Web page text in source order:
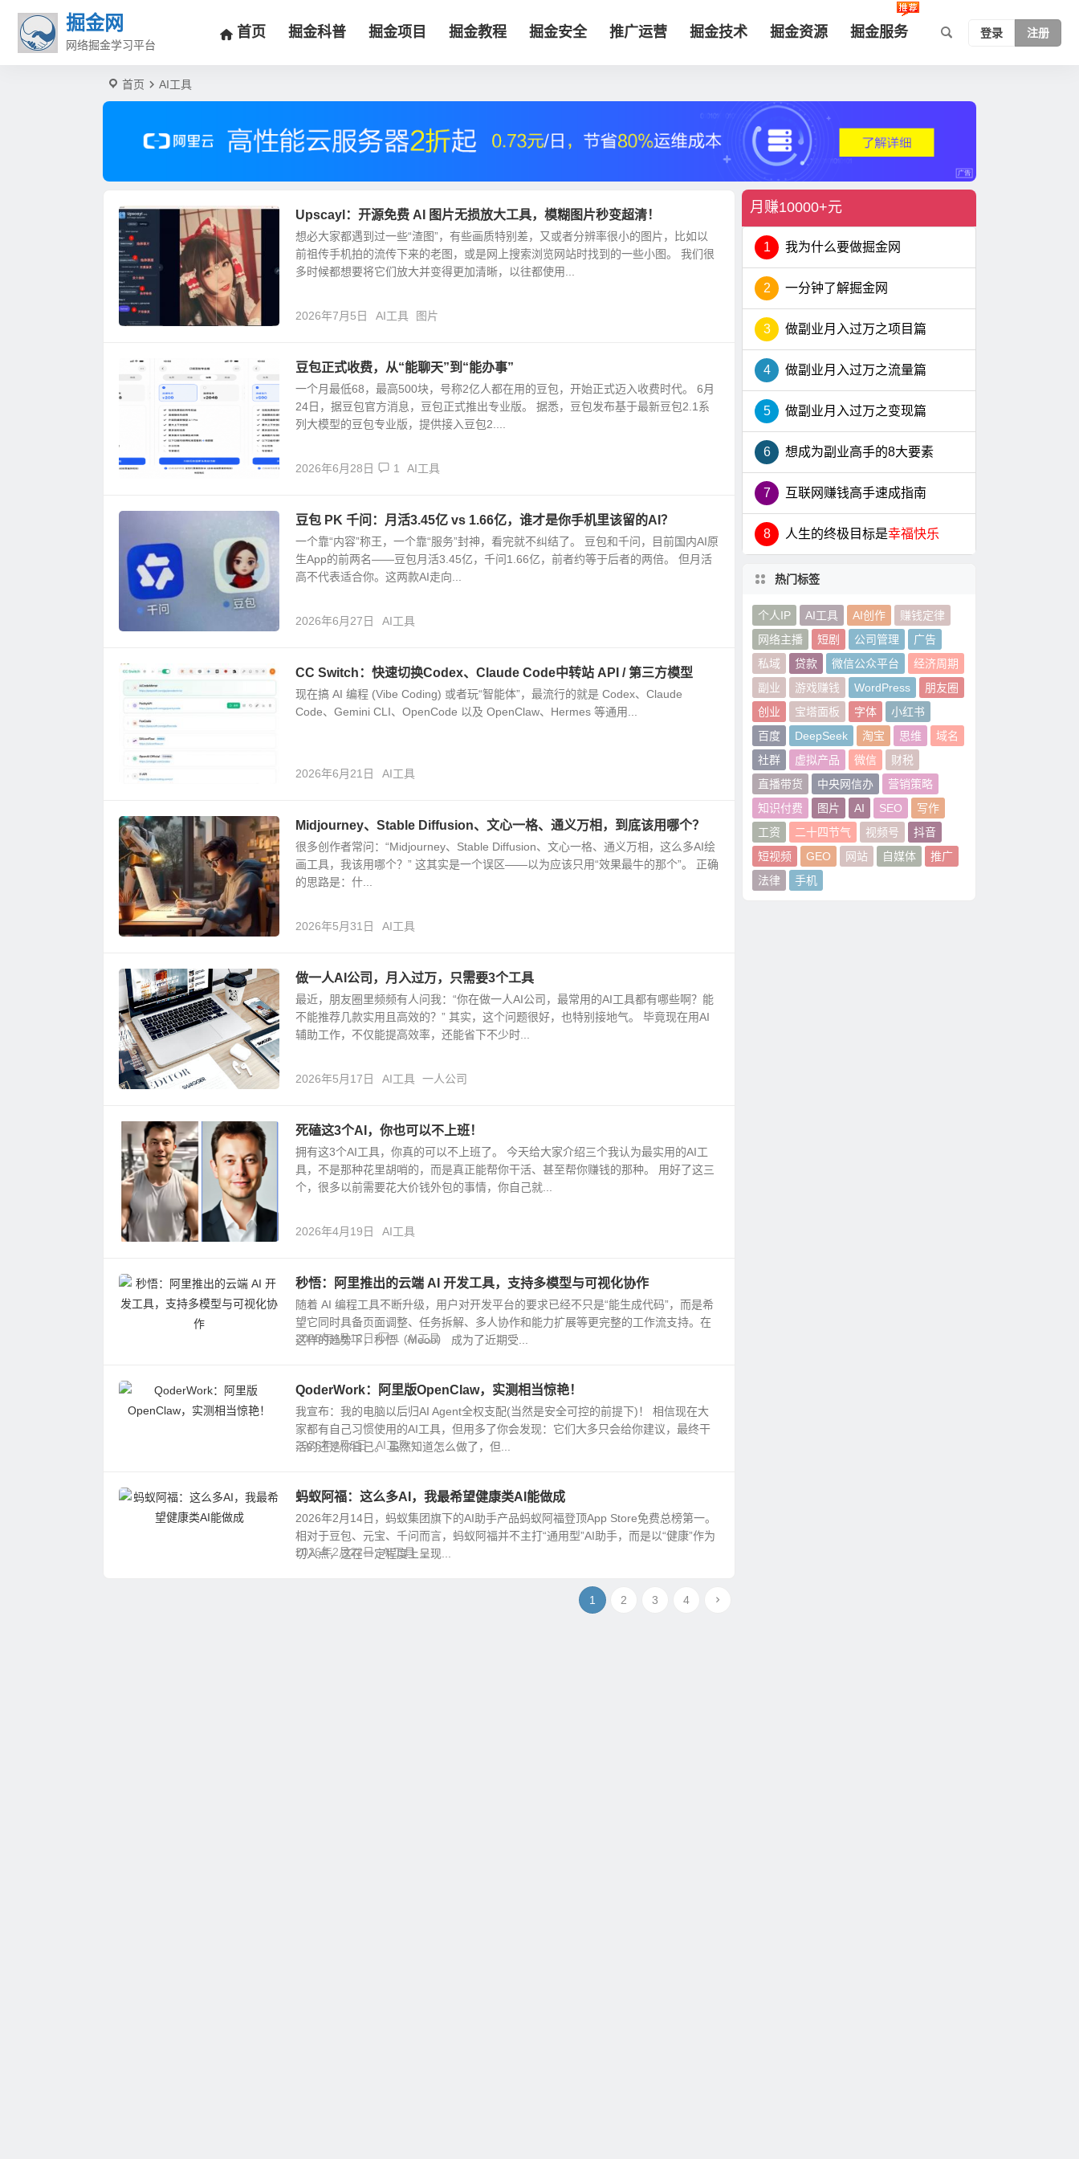
掘金网
网络掘金学习平台
首页 掘金科普 掘金项目 掘金教程 掘金安全 推广运营 掘金技术 掘金资源 掘金服务 登录 注册
首页 AI工具
Upscayl：开源免费 AI 图片无损放大工具，模糊图片秒变超清！
想必大家都遇到过一些“渣图”，有些画质特别差，又或者分辨率很小的图片，比如以
前祖传手机拍的流传下来的老图，或是网上搜索浏览网站时找到的一些小图。 我们很
多时候都想要将它们放大并变得更加清晰，以往都使用...
2026年7月5日 AI工具 图片
豆包正式收费，从“能聊天”到“能办事”
一个月最低68，最高500块，号称2亿人都在用的豆包，开始正式迈入收费时代。 6月
24日，据豆包官方消息，豆包正式推出专业版。 据悉，豆包发布基于最新豆包2.1系
列大模型的豆包专业版，提供接入豆包2....
2026年6月28日 1 AI工具
豆包 PK 千问：月活3.45亿 vs 1.66亿，谁才是你手机里该留的AI？
一个靠“内容”称王，一个靠“服务”封神，看完就不纠结了。 豆包和千问，目前国内AI原
生App的前两名——豆包月活3.45亿，千问1.66亿，前者约等于后者的两倍。 但月活
高不代表适合你。这两款AI走向...
2026年6月27日 AI工具
CC Switch：快速切换Codex、Claude Code中转站 API / 第三方模型
现在搞 AI 编程 (Vibe Coding) 或者玩“智能体”，最流行的就是 Codex、Claude
Code、Gemini CLI、OpenCode 以及 OpenClaw、Hermes 等通用...
2026年6月21日 AI工具
Midjourney、Stable Diffusion、文心一格、通义万相，到底该用哪个？
很多创作者常问：“Midjourney、Stable Diffusion、文心一格、通义万相，这么多AI绘
画工具，我该用哪个？” 这其实是一个误区——以为应该只用“效果最牛的那个”。 正确
的思路是：什...
2026年5月31日 AI工具
做一人AI公司，月入过万，只需要3个工具
最近，朋友圈里频频有人问我：“你在做一人AI公司，最常用的AI工具都有哪些啊？能
不能推荐几款实用且高效的？” 其实，这个问题很好，也特别接地气。 毕竟现在用AI
辅助工作，不仅能提高效率，还能省下不少时...
2026年5月17日 AI工具 一人公司
死磕这3个AI，你也可以不上班！
拥有这3个AI工具，你真的可以不上班了。 今天给大家介绍三个我认为最实用的AI工
具，不是那种花里胡哨的，而是真正能帮你干活、甚至帮你赚钱的那种。 用好了这三
个，很多以前需要花大价钱外包的事情，你自己就...
2026年4月19日 AI工具
秒悟：阿里推出的云端 AI 开发工具，支持多模型与可视化协作
随着 AI 编程工具不断升级，用户对开发平台的要求已经不只是“能生成代码”，而是希
望它同时具备页面调整、任务拆解、多人协作和能力扩展等更完整的工作流支持。在
这样的趋势下，秒悟（Meoo） 成为了近期受...
2026年4月12日 1 AI工具
QoderWork：阿里版OpenClaw，实测相当惊艳！
我宣布：我的电脑以后归AI Agent全权支配(当然是安全可控的前提下)！ 相信现在大
家都有自己习惯使用的AI工具，但用多了你会发现：它们大多只会给你建议，最终干
活的还是你自己。 虽然知道怎么做了，但...
2026年4月5日 AI工具
蚂蚁阿福：这么多AI，我最希望健康类AI能做成
月赚10000+元
1 我为什么要做掘金网
2 一分钟了解掘金网
3 做副业月入过万之项目篇
4 做副业月入过万之流量篇
5 做副业月入过万之变现篇
6 想成为副业高手的8大要素
7 互联网赚钱高手速成指南
8 人生的终极目标是幸福快乐
热门标签
个人IP AI工具 AI创作
赚钱定律
网络主播
短剧 公司管理
广告
私域
贷款 微信公众平台
经济周期
副业
游戏赚钱 WordPress
朋友圈
创业
宝塔面板 字体
小红书
百度
DeepSeek 淘宝 思维
域名
社群
虚拟产品 微信
财税
直播带货
中央网信办
营销策略
知识付费
图片 AI SEO
写作
工资
二十四节气 视频号
抖音
短视频
GEO 网站 自媒体
推广
法律
手机